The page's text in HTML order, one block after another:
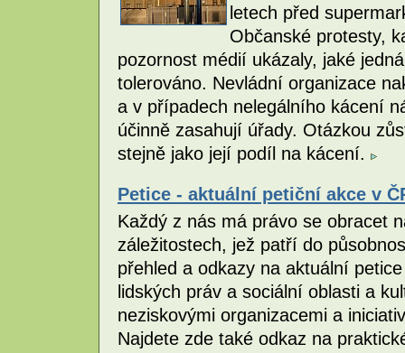
letech před
Občanské protesty,
pozornost médií ukázaly, jaké
tolerováno. Nevládní organizace
a v případech nelegálního kácení
účinně zasahují úřady. Otázkou
stejně jako její podíl na kácení.
Petice - aktuální petiční akce v
Každý z nás má právo se obracet
záležitostech, jež patří do
přehled a odkazy na aktuální
lidských práv a sociální oblasti a
neziskovými organizacemi a
Najdete zde také odkaz na